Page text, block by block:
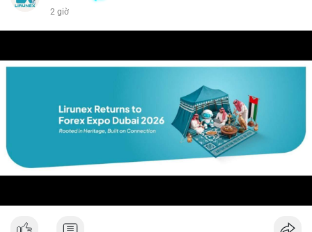
2 giờ